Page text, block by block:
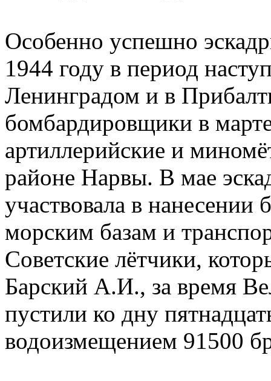
Особенно успешно
1944 году в период
Ленинградом и в
бомбардировщики в
артиллерийские и
районе Нарвы. В мае
участвовала в
морским базам и
Советские лётчики,
Барский А.И., за время
пустили ко дну
водоизмещением 91500